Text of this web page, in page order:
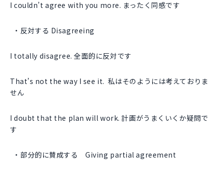
I couldn’t agree with you more. まったく同感です
反対する Disagreeing
I totally disagree. 全面的に反対です
That’s not the way I see it. 私はそのようには考えておりま
せん
I doubt that the plan will work. 計画がうまくいくか疑問で
す
部分的に賛成する Giving partial agreement